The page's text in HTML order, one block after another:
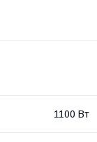
1100 Вт